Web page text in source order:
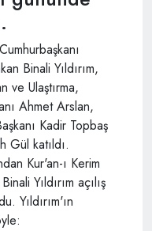
Binali Yıldırım,
ve Ulaştırma,
Ahmet Arslan,
Kadir Topbaş
Gül katıldı.
Kur'an-ı Kerim
Yıldırım açılış
Yıldırım'ın